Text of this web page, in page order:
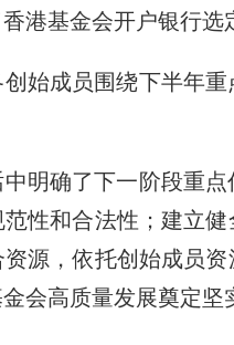
港基金会开户银行
始成员围绕下半年
明确了下一阶段重
性和合法性；建立
源，依托创始成员
会高质量发展奠定坚